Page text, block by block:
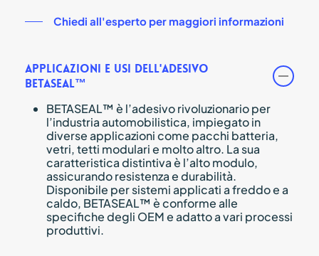
Chiedi all'esperto per maggiori informazioni
Applicazioni e usi dell'adesivo
BETASEAL™
BETASEAL™ è l’adesivo rivoluzionario per
l’industria automobilistica, impiegato in
diverse applicazioni come pacchi batteria,
vetri, tetti modulari e molto altro. La sua
caratteristica distintiva è l’alto modulo,
assicurando resistenza e durabilità.
Disponibile per sistemi applicati a freddo e a
caldo, BETASEAL™ è conforme alle
specifiche degli OEM e adatto a vari processi
produttivi.